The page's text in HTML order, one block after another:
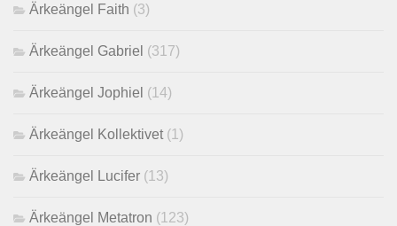
Ärkeängel Faith (3)
Ärkeängel Gabriel (317)
Ärkeängel Jophiel (14)
Ärkeängel Kollektivet (1)
Ärkeängel Lucifer (13)
Ärkeängel Metatron (123)